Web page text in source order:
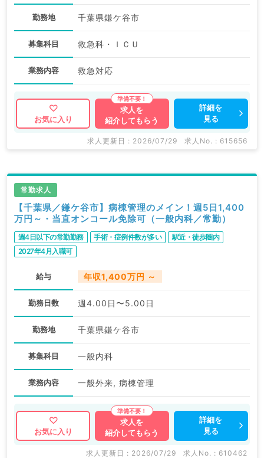
勤務地 千葉県鎌ケ谷市
募集科目 救急科・ＩＣＵ
業務内容 救急対応
お気に入り
求人を
紹介してもらう
詳細を
見る
求人更新日 : 2026/07/29 求人No. : 615656
常勤求人
【千葉県／鎌ケ谷市】病棟管理のメイン！週5日1,400
万円～・当直オンコール免除可（一般内科／常勤）
週4日以下の常勤勤務 手術・症例件数が多い
駅近・徒歩圏内
2027年4月入職可
給与 年収1,400万円 ～
勤務日数 週4.00日〜5.00日
勤務地 千葉県鎌ケ谷市
募集科目 一般内科
業務内容 一般外来, 病棟管理
お気に入り
求人を
紹介してもらう
詳細を
見る
求人更新日 : 2026/07/29 求人No. : 610462